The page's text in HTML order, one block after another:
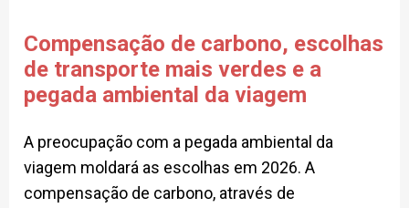
Compensação de carbono, escolhas
de transporte mais verdes e a
pegada ambiental da viagem
A preocupação com a pegada ambiental da
viagem moldará as escolhas em 2026. A
compensação de carbono, através de